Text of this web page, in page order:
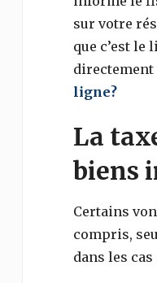
sur votre
que c’est le
directement
ligne?
La
biens
Certains
compris,
dans les